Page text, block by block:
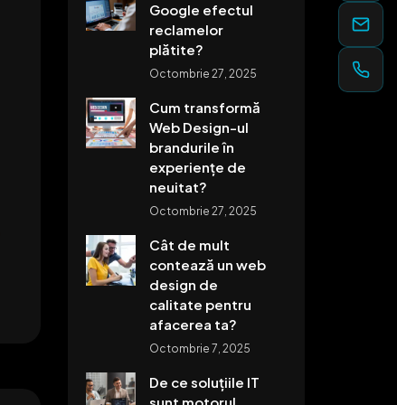
Google efectul
reclamelor
plătite?
Octombrie 27, 2025
Cum transformă
Web Design-ul
brandurile în
experiențe de
neuitat?
Octombrie 27, 2025
Cât de mult
contează un web
design de
calitate pentru
afacerea ta?
Octombrie 7, 2025
De ce soluțiile IT